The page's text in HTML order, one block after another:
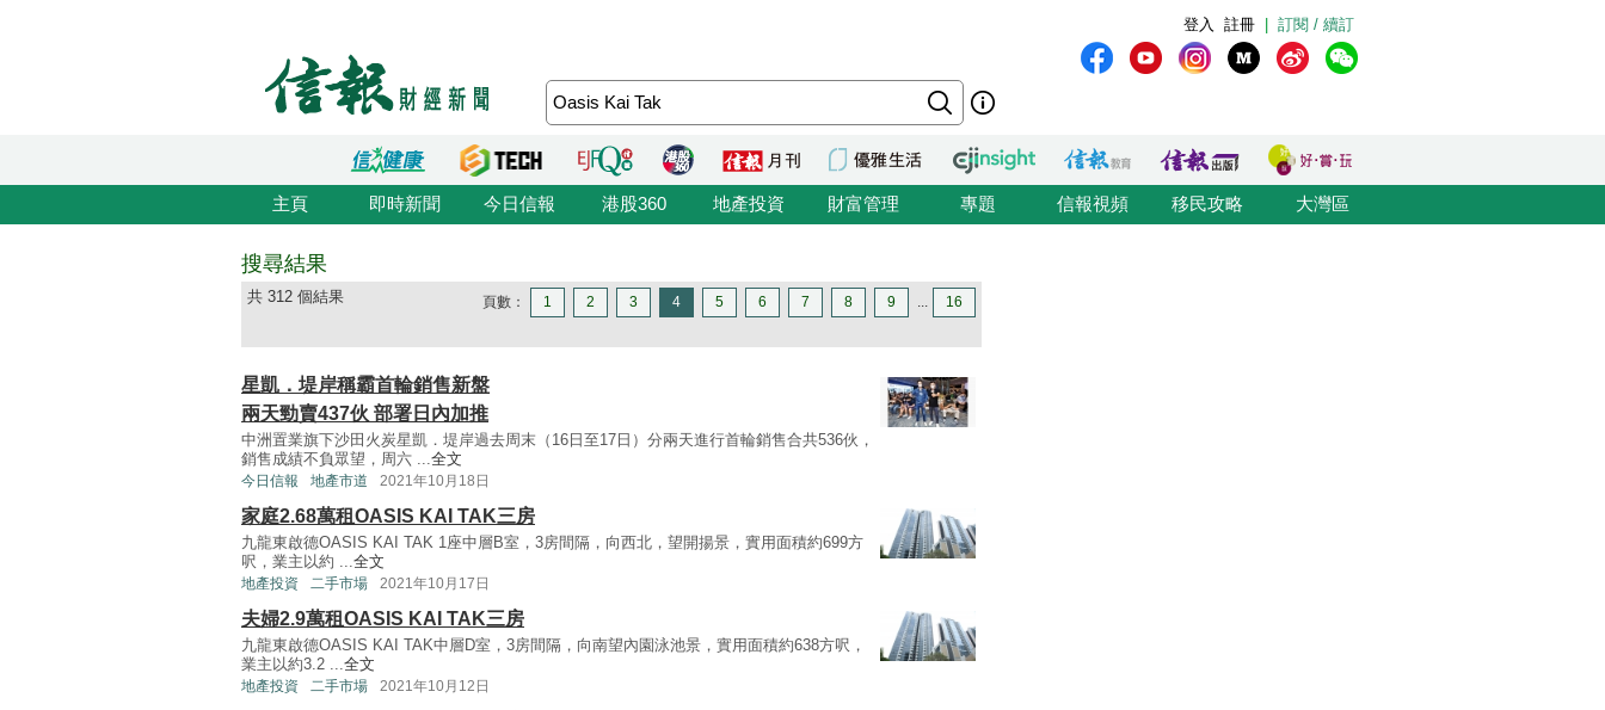
訂閱 / 續訂
註冊
登入
主頁 即時新聞 今日信報 港股360 地產投資 財富管理 專題 信報視頻 移民攻略 大灣區
搜尋結果
共 312 個結果 頁數： 1 2 3 4 5 6 7 8 9 ... 16
星凱．堤岸稱霸首輪銷售新盤
兩天勁賣437伙 部署日內加推
中洲置業旗下沙田火炭星凱．堤岸過去周末（16日至17日）分兩天進行首輪銷售合共536伙，
銷售成績不負眾望，周六 ...全文
今日信報 地產市道 2021年10月18日
家庭2.68萬租OASIS KAI TAK三房
九龍東啟德OASIS KAI TAK 1座中層B室，3房間隔，向西北，望開揚景，實用面積約699方
呎，業主以約 ...全文
地產投資 二手市場 2021年10月17日
夫婦2.9萬租OASIS KAI TAK三房
九龍東啟德OASIS KAI TAK中層D室，3房間隔，向南望內園泳池景，實用面積約638方呎，
業主以約3.2 ...全文
地產投資 二手市場 2021年10月12日